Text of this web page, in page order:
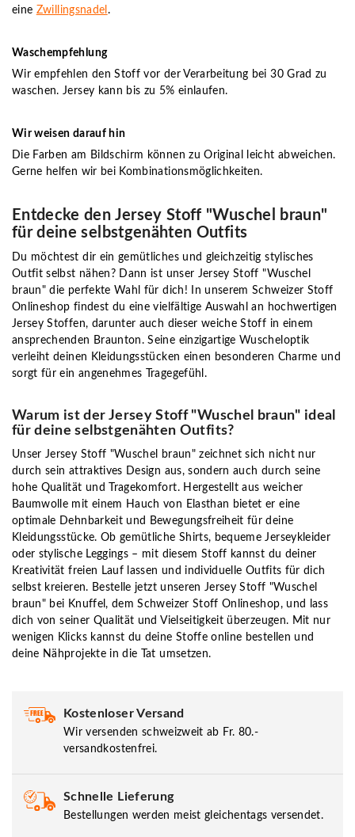
eine Zwillingsnadel .
Waschempfehlung
Wir empfehlen den Stoff vor der Verarbeitung bei 30 Grad zu
waschen. Jersey kann bis zu 5% einlaufen.
Wir weisen darauf hin
Die Farben am Bildschirm können zu Original leicht abweichen.
Gerne helfen wir bei Kombinationsmöglichkeiten.
Entdecke den Jersey Stoff "Wuschel braun"
für deine selbstgenähten Outfits
Du möchtest dir ein gemütliches und gleichzeitig stylisches
Outfit selbst nähen? Dann ist unser Jersey Stoff "Wuschel
braun" die perfekte Wahl für dich! In unserem Schweizer Stoff
Onlineshop findest du eine vielfältige Auswahl an hochwertigen
Jersey Stoffen, darunter auch dieser weiche Stoff in einem
ansprechenden Braunton. Seine einzigartige Wuscheloptik
verleiht deinen Kleidungsstücken einen besonderen Charme und
sorgt für ein angenehmes Tragegefühl.
Warum ist der Jersey Stoff "Wuschel braun" ideal
für deine selbstgenähten Outfits?
Unser Jersey Stoff "Wuschel braun" zeichnet sich nicht nur
durch sein attraktives Design aus, sondern auch durch seine
hohe Qualität und Tragekomfort. Hergestellt aus weicher
Baumwolle mit einem Hauch von Elasthan bietet er eine
optimale Dehnbarkeit und Bewegungsfreiheit für deine
Kleidungsstücke. Ob gemütliche Shirts, bequeme Jerseykleider
oder stylische Leggings – mit diesem Stoff kannst du deiner
Kreativität freien Lauf lassen und individuelle Outfits für dich
selbst kreieren. Bestelle jetzt unseren Jersey Stoff "Wuschel
braun" bei Knuffel, dem Schweizer Stoff Onlineshop, und lass
dich von seiner Qualität und Vielseitigkeit überzeugen. Mit nur
wenigen Klicks kannst du deine Stoffe online bestellen und
deine Nähprojekte in die Tat umsetzen.
Kostenloser Versand
Wir versenden schweizweit ab Fr. 80.-
versandkostenfrei.
Schnelle Lieferung
Bestellungen werden meist gleichentags versendet.